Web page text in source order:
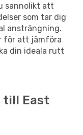
sannolikt att
som tar dig
ansträngning.
för att jämföra
din ideala rutt
till East